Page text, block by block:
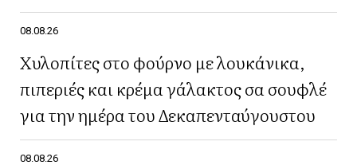
08.08.26
Χυλοπίτες στο φούρνο με λουκάνικα,
πιπεριές και κρέμα γάλακτος σα σουφλέ
για την ημέρα του Δεκαπενταύγουστου
08.08.26